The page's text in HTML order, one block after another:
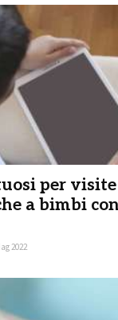
per visite
a bimbi
2022